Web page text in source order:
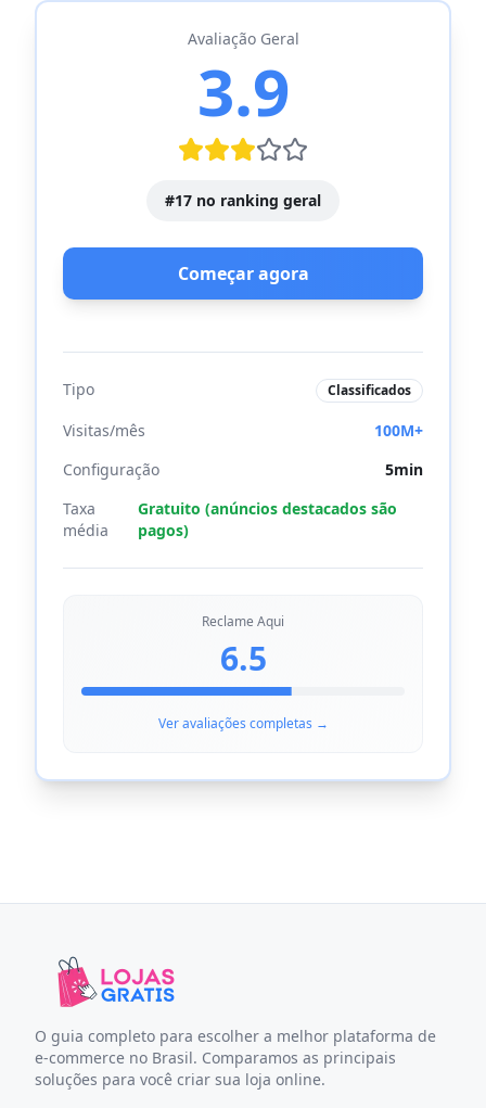
Avaliação Geral
3.9
#17 no ranking geral
Começar agora
Tipo Classificados
Visitas/mês
100M+
Configuração
5min
Taxa
média
Gratuito (anúncios destacados são
pagos)
Reclame Aqui
6.5
Ver avaliações completas →
O guia completo para escolher a melhor plataforma de
e-commerce no Brasil. Comparamos as principais
soluções para você criar sua loja online.